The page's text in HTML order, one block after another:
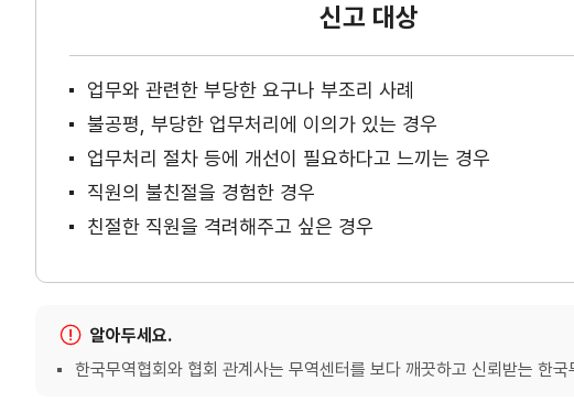
신고 대상
업무와 관련한 부당한 요구나 부조리 사례
불공평, 부당한 업무처리에 이의가 있는 경우
업무처리 절차 등에 개선이 필요하다고 느끼는 경우
직원의 불친절을 경험한 경우
친절한 직원을 격려해주고 싶은 경우
알아두세요.
한국무역협회와 협회 관계사는 무역센터를 보다 깨끗하고 신뢰받는 한